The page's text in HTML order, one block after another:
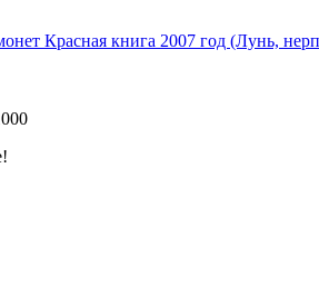
Красная книга 2007 год (Лунь,